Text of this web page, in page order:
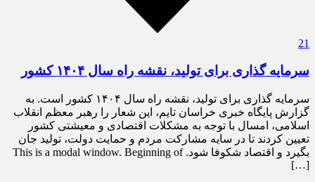
21
سرمایه گذاری برای تولید، نقشه راه سال ۱۴۰۴ کشور
سرمایه گذاری برای تولید، نقشه راه سال ۱۴۰۴ کشور است. به
گزارش پایگاه خبری خراسان تایم، این شعار را رهبر معظم انقلاب
اسلامی، امسال با توجه به مشکلات اقتصادی و معیشتی کشور
تعیین کردند تا در سایه مشارکت مردم و حمایت دولت، تولید جان
بگیرد و اقتصاد شکوفا شود. This is a modal window. Beginning of
[…]